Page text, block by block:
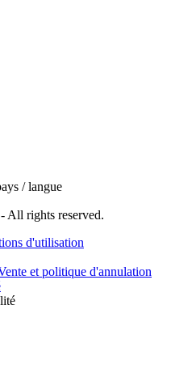
/ langue
- All rights reserved.
d'utilisation
et politique d'annulation